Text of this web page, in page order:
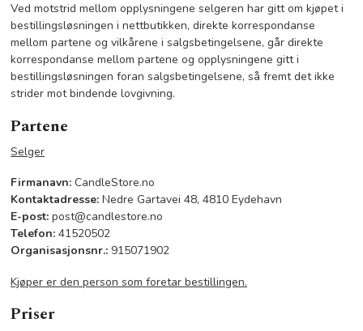
Ved motstrid mellom opplysningene selgeren har gitt om kjøpet i
bestillingsløsningen i nettbutikken, direkte korrespondanse
mellom partene og vilkårene i salgsbetingelsene, går direkte
korrespondanse mellom partene og opplysningene gitt i
bestillingsløsningen foran salgsbetingelsene, så fremt det ikke
strider mot bindende lovgivning.
Partene
Selger
Firmanavn: CandleStore.no
Kontaktadresse: Nedre Gartavei 48, 4810 Eydehavn
E-post: post@candlestore.no
Telefon: 41520502
Organisasjonsnr.: 915071902
Kjøper er den person som foretar bestillingen.
Priser